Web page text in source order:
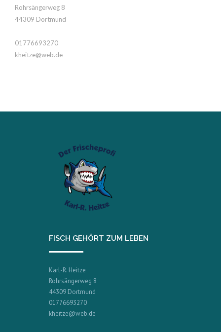
Rohrsängerweg 8
44309 Dortmund
01776693270
kheitze@web.de
FISCH GEHÖRT ZUM LEBEN
Karl-R. Heitze
Rohrsängerweg 8
44309 Dortmund
01776693270
kheitze@web.de